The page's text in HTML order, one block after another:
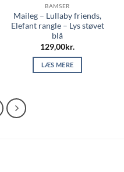
BAMSER
Maileg – Lullaby friends,
Elefant rangle – Lys støvet
blå
129,00kr.
LÆS MERE